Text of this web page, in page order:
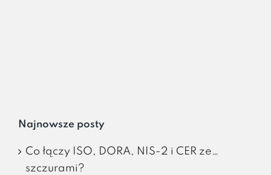
Najnowsze posty
Co łączy ISO, DORA, NIS-2 i CER ze…
szczurami?